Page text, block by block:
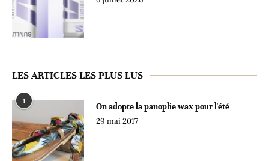
LES ARTICLES LES PLUS LUS
1
On adopte la panoplie wax pour l'été
29 mai 2017